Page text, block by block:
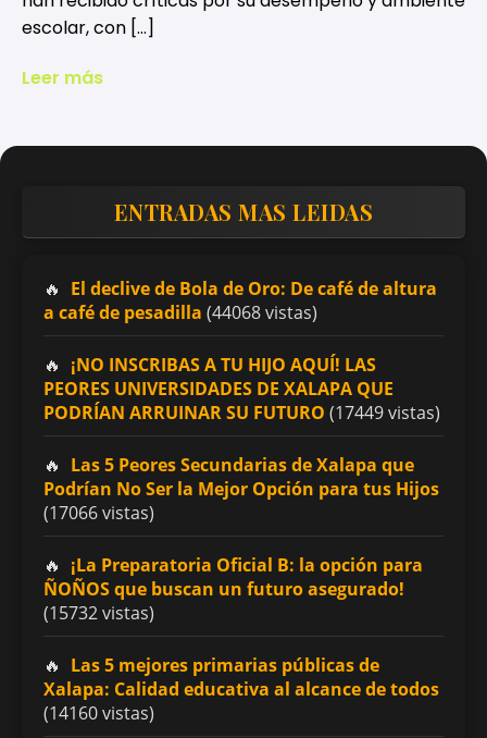
escolar, con […]
Leer más
ENTRADAS MAS LEIDAS
El declive de Bola de Oro: De café de altura
a café de pesadilla (44068 vistas)
¡NO INSCRIBAS A TU HIJO AQUÍ! LAS
PEORES UNIVERSIDADES DE XALAPA QUE
PODRÍAN ARRUINAR SU FUTURO (17449 vistas)
Las 5 Peores Secundarias de Xalapa que
Podrían No Ser la Mejor Opción para tus Hijos
(17066 vistas)
¡La Preparatoria Oficial B: la opción para
ÑOÑOS que buscan un futuro asegurado!
(15732 vistas)
Las 5 mejores primarias públicas de
Xalapa: Calidad educativa al alcance de todos
(14160 vistas)